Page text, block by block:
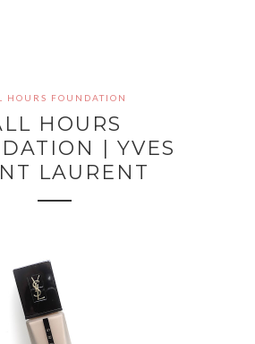
HOURS FOUNDATION
HOURS
| YVES
LAURENT